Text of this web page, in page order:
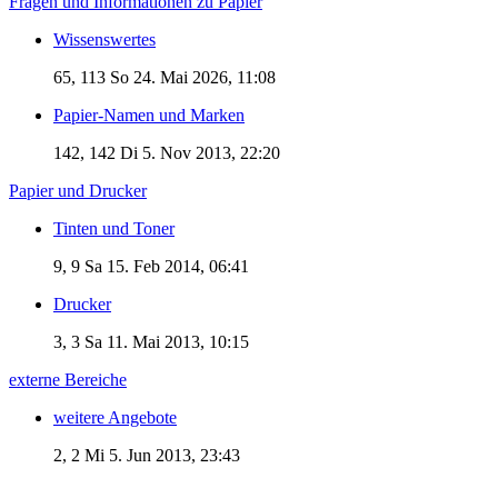
Wissenswertes
65, 113 So 24. Mai 2026, 11:08
Papier-Namen und Marken
142, 142 Di 5. Nov 2013, 22:20
Papier und Drucker
Tinten und Toner
9, 9 Sa 15. Feb 2014, 06:41
Drucker
3, 3 Sa 11. Mai 2013, 10:15
externe Bereiche
weitere Angebote
2, 2 Mi 5. Jun 2013, 23:43